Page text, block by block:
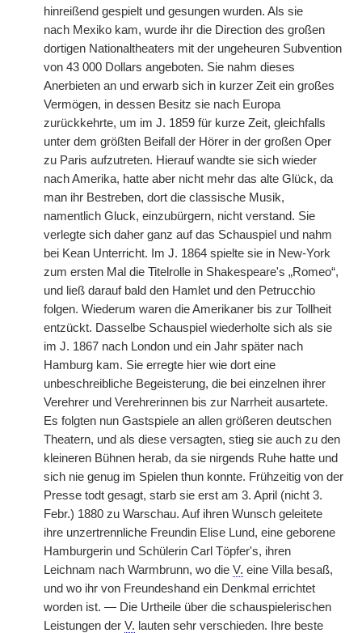
hinreißend gespielt und gesungen wurden. Als sie
nach Mexiko kam, wurde ihr die Direction des großen
dortigen Nationaltheaters mit der ungeheuren Subvention
von 43 000 Dollars angeboten. Sie nahm dieses
Anerbieten an und erwarb sich in kurzer Zeit ein großes
Vermögen, in dessen Besitz sie nach Europa
zurückkehrte, um im J. 1859 für kurze Zeit, gleichfalls
unter dem größten Beifall der Hörer in der großen Oper
zu Paris aufzutreten. Hierauf wandte sie sich wieder
nach Amerika, hatte aber nicht mehr das alte Glück, da
man ihr Bestreben, dort die classische Musik,
namentlich Gluck, einzubürgern, nicht verstand. Sie
verlegte sich daher ganz auf das Schauspiel und nahm
bei Kean Unterricht. Im J. 1864 spielte sie in New-York
zum ersten Mal die Titelrolle in Shakespeare's „Romeo“,
und ließ darauf bald den Hamlet und den Petrucchio
folgen. Wiederum waren die Amerikaner bis zur Tollheit
entzückt. Dasselbe Schauspiel wiederholte sich als sie
im J. 1867 nach London und ein Jahr später nach
Hamburg kam. Sie erregte hier wie dort eine
unbeschreibliche Begeisterung, die bei einzelnen ihrer
Verehrer und Verehrerinnen bis zur Narrheit ausartete.
Es folgten nun Gastspiele an allen größeren deutschen
Theatern, und als diese versagten, stieg sie auch zu den
kleineren Bühnen herab, da sie nirgends Ruhe hatte und
sich nie genug im Spielen thun konnte. Frühzeitig von der
Presse todt gesagt, starb sie erst am 3. April (nicht 3.
Febr.) 1880 zu Warschau. Auf ihren Wunsch geleitete
ihre unzertrennliche Freundin Elise Lund, eine geborene
Hamburgerin und Schülerin Carl Töpfer's, ihren
Leichnam nach Warmbrunn, wo die V. eine Villa besaß,
und wo ihr von Freundeshand ein Denkmal errichtet
worden ist. — Die Urtheile über die schauspielerischen
Leistungen der V. lauten sehr verschieden. Ihre beste